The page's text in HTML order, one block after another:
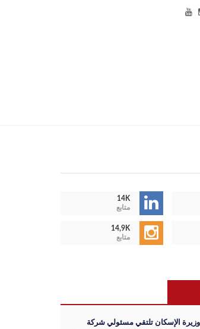
14K
متابع
14,9K
متابع
وزيرة الإسكان تلتقي مسئولي شركة